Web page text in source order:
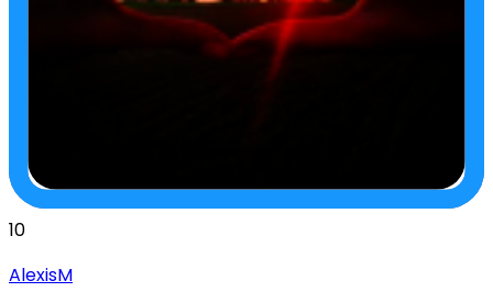
10
AlexisM